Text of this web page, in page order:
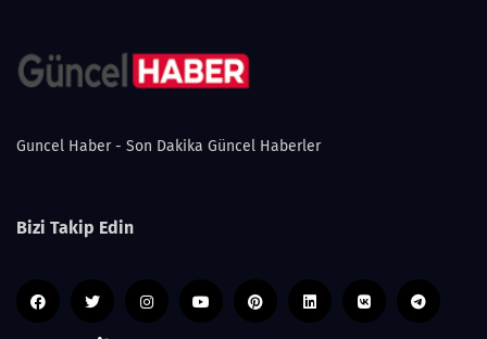
Guncel Haber - Son Dakika Güncel Haberler
Bizi Takip Edin